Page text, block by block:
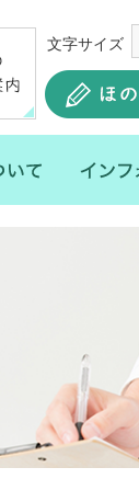
文字サイズ
目の病